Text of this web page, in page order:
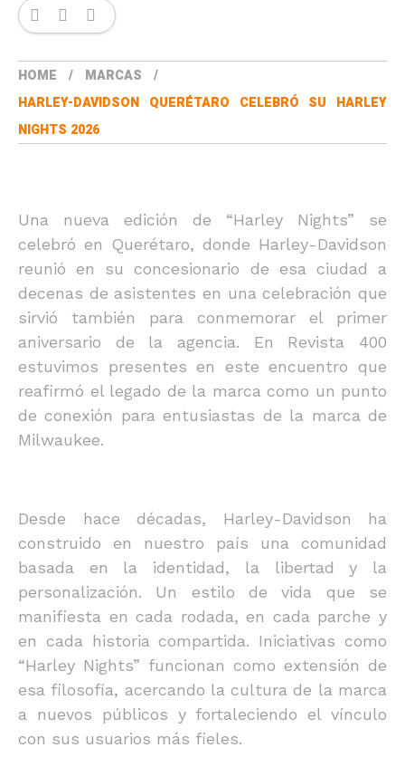
HOME
MARCAS
HARLEY-DAVIDSON QUERÉTARO CELEBRÓ SU HARLEY
NIGHTS 2026
Una nueva edición de “Harley Nights” se
celebró en Querétaro, donde Harley-Davidson
reunió en su concesionario de esa ciudad a
decenas de asistentes en una celebración que
sirvió también para conmemorar el primer
aniversario de la agencia. En Revista 400
estuvimos presentes en este encuentro que
reafirmó el legado de la marca como un punto
de conexión para entusiastas de la marca de
Milwaukee.
Desde hace décadas, Harley-Davidson ha
construido en nuestro país una comunidad
basada en la identidad, la libertad y la
personalización. Un estilo de vida que se
manifiesta en cada rodada, en cada parche y
en cada historia compartida. Iniciativas como
“Harley Nights” funcionan como extensión de
esa filosofía, acercando la cultura de la marca
a nuevos públicos y fortaleciendo el vínculo
con sus usuarios más fieles.